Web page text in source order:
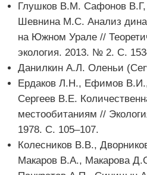
Глушков В.М. Сафонов
Шевнина М.С. Анализ
на Южном Урале //
экология. 2013. № 2. С.
Данилкин А.Л. Оленьи
Ердаков Л.Н., Ефимов
Сергеев В.Е.
местообитаниям //
1978. С. 105–107.
Колесников В.В.,
Макаров В.А., Макарова